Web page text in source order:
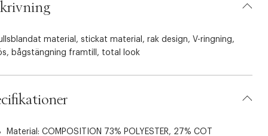
material, stickat material, rak design, V-ringning,
bågstängning framtill, total look
Material: COMPOSITION 73% POLYESTER, 27% COT